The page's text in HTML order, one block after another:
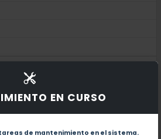
EN CURSO
de mantenimiento en el sistema.
obras de este autor.